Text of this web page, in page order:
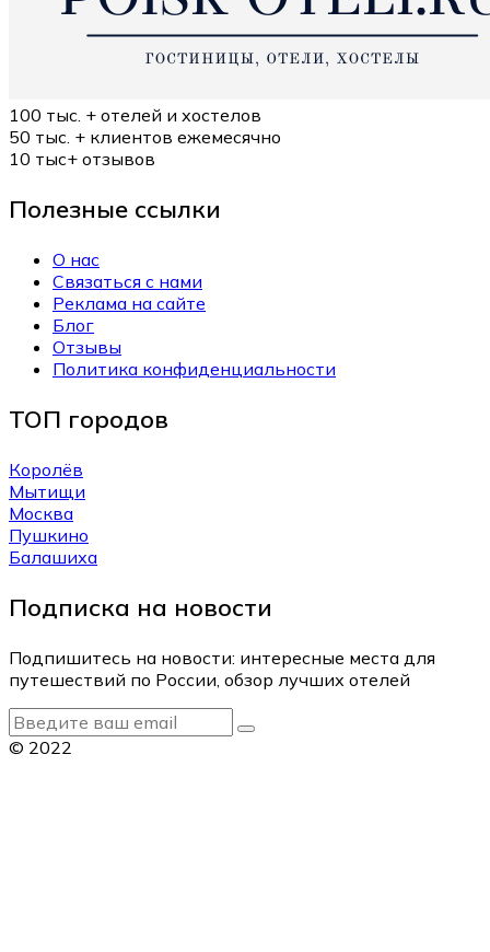
100 тыс. + отелей и хостелов
50 тыс. + клиентов ежемесячно
10 тыс+ отзывов
Полезные ссылки
О нас
Связаться с нами
Реклама на сайте
Блог
Отзывы
Политика конфиденциальности
ТОП городов
Королёв
Мытищи
Москва
Пушкино
Балашиха
Подписка на новости
Подпишитесь на новости: интересные места для
путешествий по России, обзор лучших отелей
© 2022